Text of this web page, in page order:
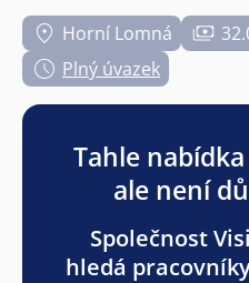
Horní Lomná
Plný úvazek
Tahle
ale není
Společnost
hledá